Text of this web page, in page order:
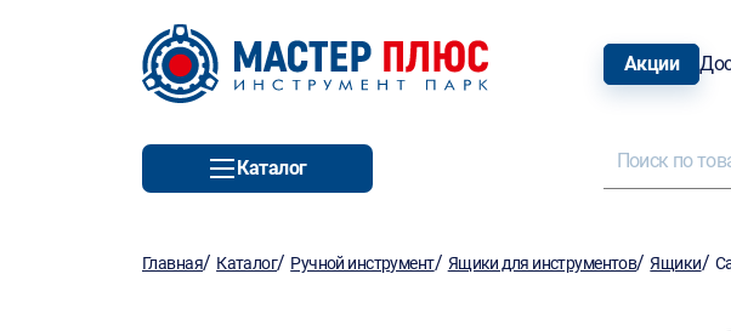
Акции
Каталог
Главная/ Каталог/ Ручной инструмент/ Ящики для инструментов/Ящики/